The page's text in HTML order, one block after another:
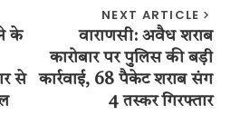
के
से
NEXT ARTICLE
वाराणसी: अवैध शराब
कारोबार पर पुलिस की बड़ी
कार्रवाई, 68 पैकेट शराब संग
4 तस्कर गिरफ्तार